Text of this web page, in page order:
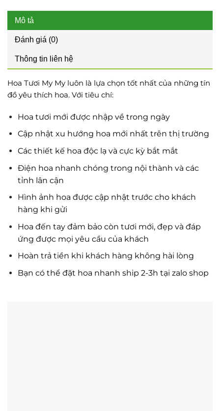
Mô tả
Đánh giá (0)
Thông tin liên hệ
Hoa Tươi My My luôn là lựa chọn tốt nhất của những tín
đồ yêu thích hoa. Với tiêu chí:
Hoa tươi mới được nhập về trong ngày
Cập nhật xu hướng hoa mới nhất trên thị trường
Các thiết kế hoa độc lạ và cực kỳ bắt mắt
Điện hoa nhanh chóng trong nội thành và các
tỉnh lân cận
Hình ảnh hoa được cập nhật trước cho khách
hàng khi gửi
Hoa đến tay đảm bảo còn tươi mới, đẹp và đáp
ứng được mọi yêu cầu của khách
Hoàn trả tiền khi khách hàng không hài lòng
Bạn có thể đặt hoa nhanh ship 2-3h tại zalo shop